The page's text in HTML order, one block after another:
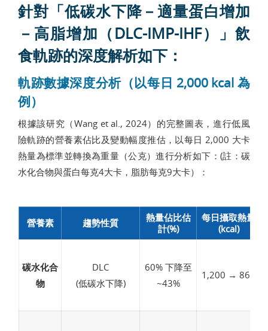
針對「低碳水下降－適量蛋白增加
－高脂增加（DLC-IMP-IHF）」飲
食軌跡的深度解析如下：
軌跡數據深度分析（以每日 2,000 kcal 為
例）
根據該研究（Wang et al., 2024）的完整圖表，進行低風
險軌跡的營養素佔比及變動幅度推估，以每日 2,000 大卡
熱量為標準並轉換為重量（公克）進行分析如下：(註：碳
水化合物與蛋白每克4大卡，脂肪每克9大卡）：
營養素 趨勢性質
熱量佔比估
計(%)
每日攝取熱量
(kcal)
碳水化合
物
DLC
(低碳水下降)
60% 下降至
~43%
1,200 → 860